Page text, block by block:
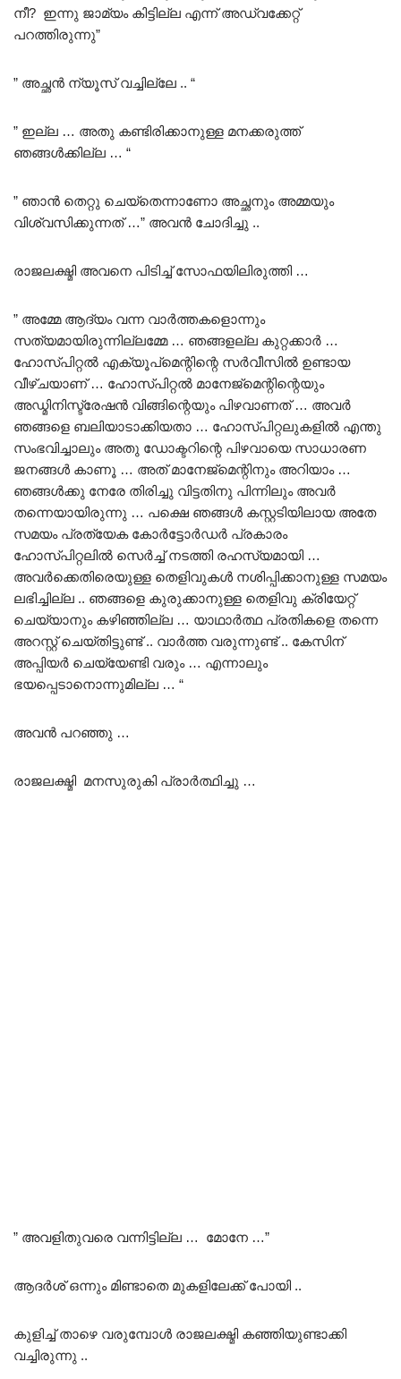
നീ? ഇന്നു ജാമ്യം കിട്ടില്ല എന്ന് അഡ്വക്കേറ്റ്
പറത്തിരുന്നു”
” അച്ഛൻ ന്യൂസ് വച്ചില്ലേ .. “
” ഇല്ല … അതു കണ്ടിരിക്കാനുള്ള മനക്കരുത്ത്
ഞങ്ങൾക്കില്ല … “
” ഞാൻ തെറ്റു ചെയ്തെന്നാണോ അച്ഛനും അമ്മയും
വിശ്വസിക്കുന്നത് …” അവൻ ചോദിച്ചു ..
രാജലക്ഷ്മി അവനെ പിടിച്ച് സോഫയിലിരുത്തി …
” അമ്മേ ആദ്യം വന്ന വാർത്തകളൊന്നും
സത്യമായിരുന്നില്ലമ്മേ … ഞങ്ങളല്ല കുറ്റക്കാർ …
ഹോസ്പിറ്റൽ എക്യൂപ്മെന്റിന്റെ സർവീസിൽ ഉണ്ടായ
വീഴ്ചയാണ് … ഹോസ്പിറ്റൽ മാനേജ്മെന്റിന്റെയും
അഡ്മിനിസ്ട്രേഷൻ വിങ്ങിന്റെയും പിഴവാണത് … അവർ
ഞങ്ങളെ ബലിയാടാക്കിയതാ … ഹോസ്പിറ്റലുകളിൽ എന്തു
സംഭവിച്ചാലും അതു ഡോക്ടറിന്റെ പിഴവായെ സാധാരണ
ജനങ്ങൾ കാണൂ … അത് മാനേജ്മെന്റിനും അറിയാം …
ഞങ്ങൾക്കു നേരേ തിരിച്ചു വിട്ടതിനു പിന്നിലും അവർ
തന്നെയായിരുന്നു … പക്ഷെ ഞങ്ങൾ കസ്റ്റടിയിലായ അതേ
സമയം പ്രത്യേക കോർട്ടോർഡർ പ്രകാരം
ഹോസ്പിറ്റലിൽ സെർച്ച് നടത്തി രഹസ്യമായി …
അവർക്കെതിരെയുള്ള തെളിവുകൾ നശിപ്പിക്കാനുള്ള സമയം
ലഭിച്ചില്ല .. ഞങ്ങളെ കുരുക്കാനുള്ള തെളിവു ക്രിയേറ്റ്
ചെയ്യാനും കഴിഞ്ഞില്ല … യാഥാർത്ഥ പ്രതികളെ തന്നെ
അറസ്റ്റ് ചെയ്തിട്ടുണ്ട് .. വാർത്ത വരുന്നുണ്ട് .. കേസിന്
അപ്പിയർ ചെയ്യേണ്ടി വരും … എന്നാലും
ഭയപ്പെടാനൊന്നുമില്ല … “
അവൻ പറഞ്ഞു …
രാജലക്ഷ്മി മനസുരുകി പ്രാർത്ഥിച്ചു …
” അവളിതുവരെ വന്നിട്ടില്ല … മോനേ …”
ആദർശ് ഒന്നും മിണ്ടാതെ മുകളിലേക്ക് പോയി ..
കുളിച്ച് താഴെ വരുമ്പോൾ രാജലക്ഷ്മി കഞ്ഞിയുണ്ടാക്കി
വച്ചിരുന്നു ..